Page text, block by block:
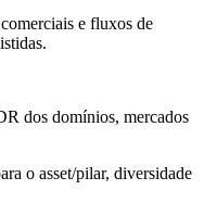
e fluxos de
dos domínios, mercados
o asset/pilar, diversidade